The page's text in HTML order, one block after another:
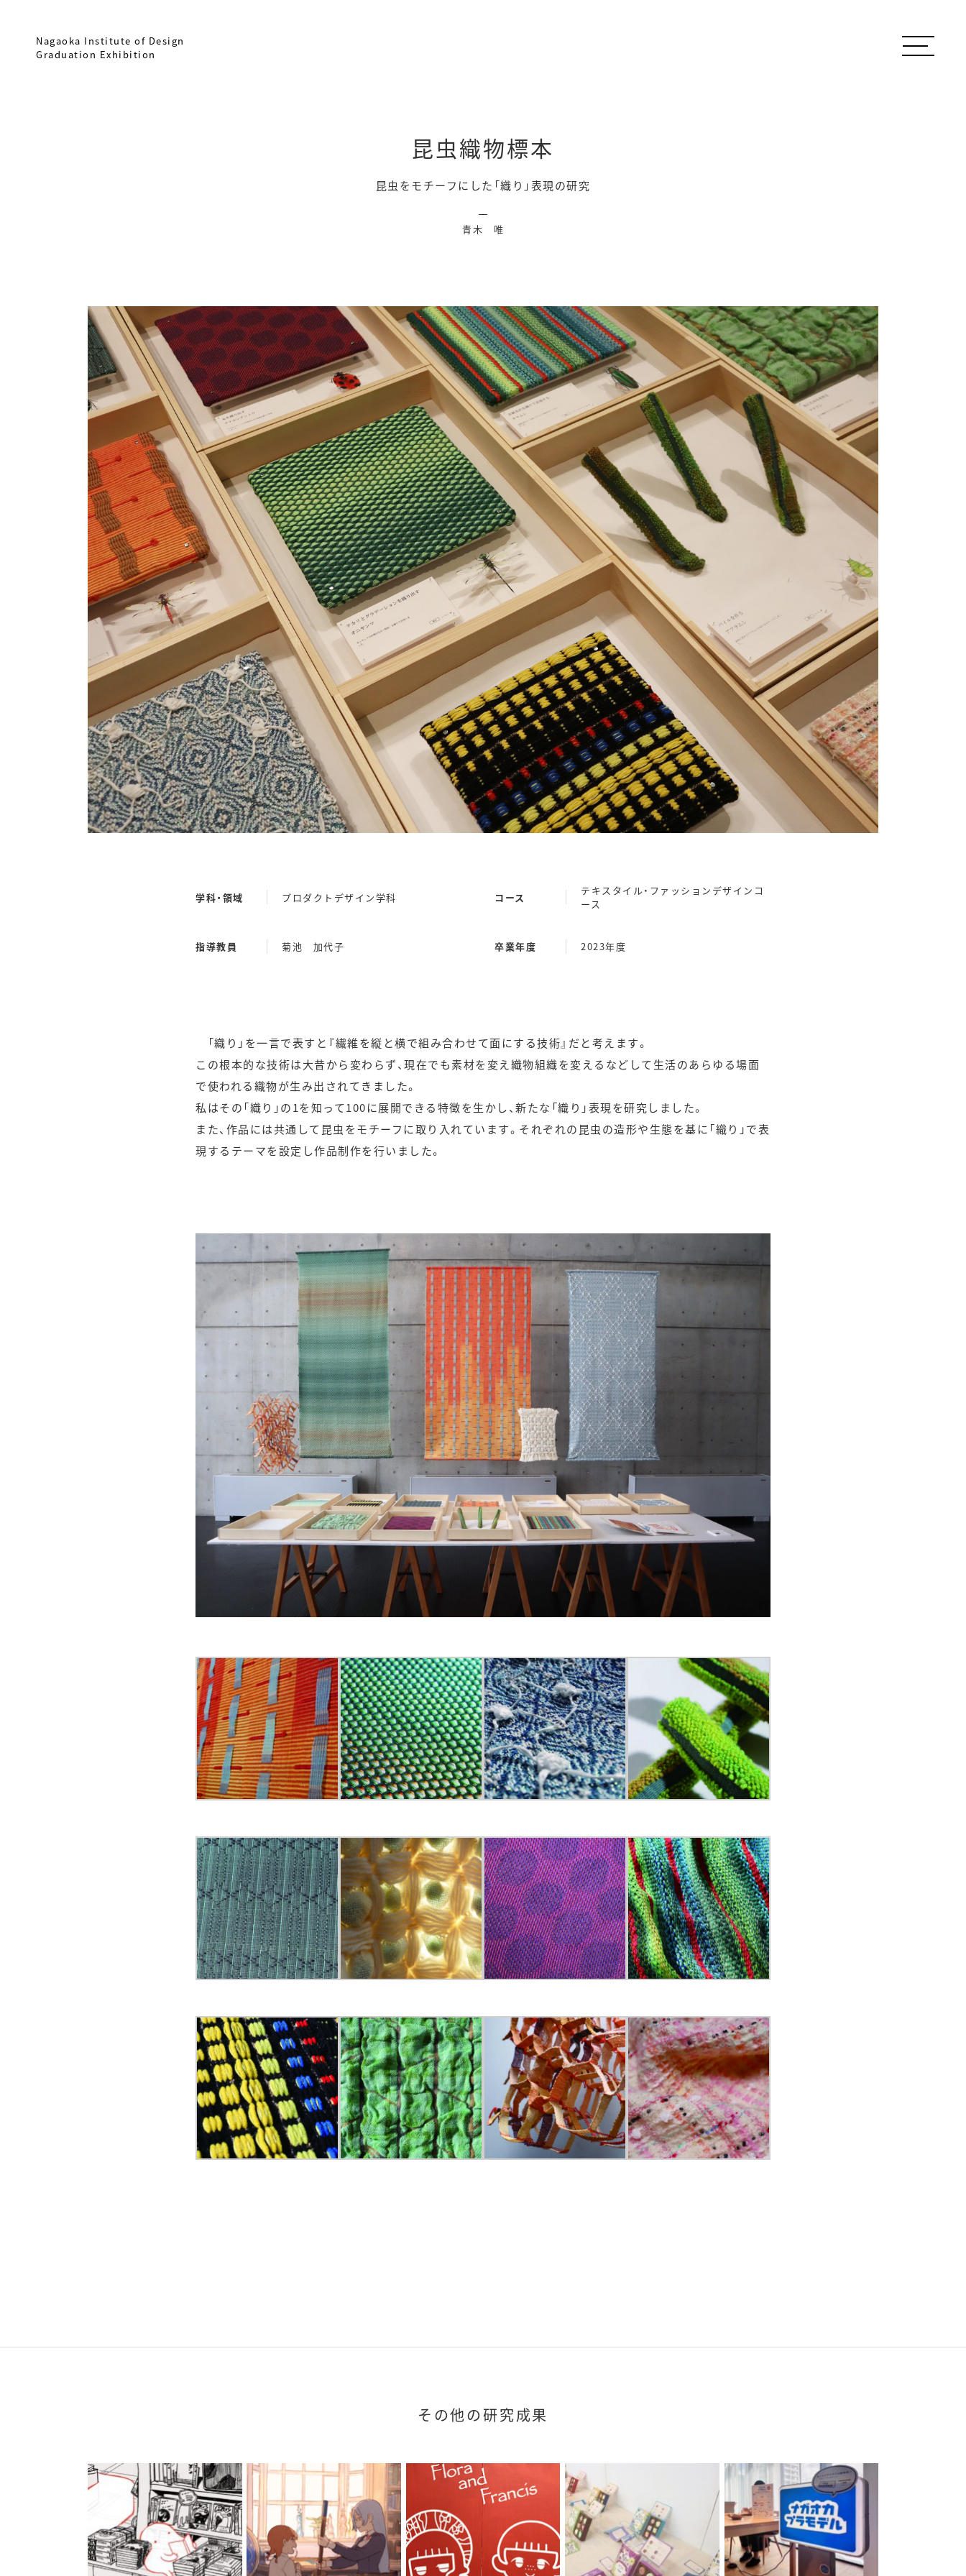
Nagaoka Institute of Design
Graduation Exhibition
昆虫織物標本
昆虫をモチーフにした「織り」表現の研究
青木 唯
学科・領域 プロダクトデザイン学科 コース
テキスタイル・ファッションデザインコ
ース
指導教員 菊池 加代子 卒業年度 2023年度
「織り」を一言で表すと『繊維を縦と横で組み合わせて面にする技術』だと考えます。
この根本的な技術は大昔から変わらず、現在でも素材を変え織物組織を変えるなどして生活のあらゆる場面
で使われる織物が生み出されてきました。
私はその「織り」の1を知って100に展開できる特徴を生かし、新たな「織り」表現を研究しました。
また、作品には共通して昆虫をモチーフに取り入れています。それぞれの昆虫の造形や生態を基に「織り」で表
現するテーマを設定し作品制作を行いました。
その他の研究成果